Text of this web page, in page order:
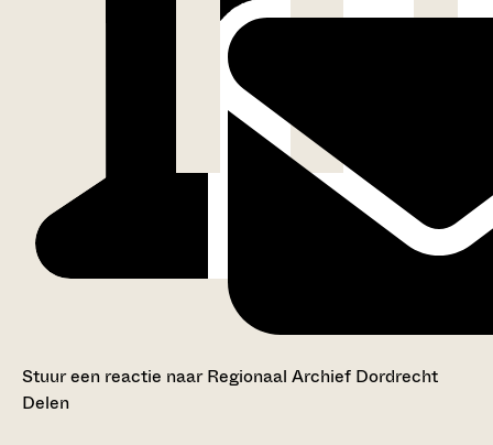
Stuur een reactie naar Regionaal Archief Dordrecht
Delen